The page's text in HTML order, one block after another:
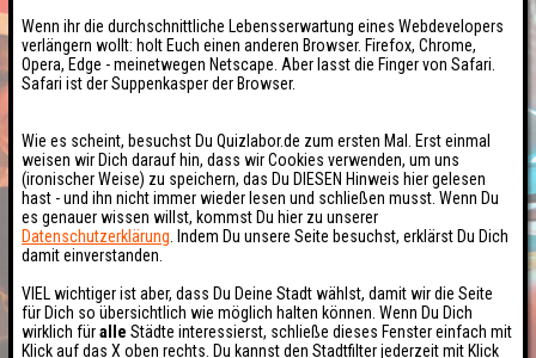
Wenn ihr die durchschnittliche Lebensserwartung eines Webdevelopers
verlängern wollt: holt Euch einen anderen Browser. Firefox, Chrome,
Opera, Edge - meinetwegen Netscape. Aber lasst die Finger von Safari.
Safari ist der Suppenkasper der Browser.
Wie es scheint, besuchst Du Quizlabor.de zum ersten Mal. Erst einmal
weisen wir Dich darauf hin, dass wir Cookies verwenden, um uns
(ironischer Weise) zu speichern, das Du DIESEN Hinweis hier gelesen
hast - und ihn nicht immer wieder lesen und schließen musst. Wenn Du
es genauer wissen willst, kommst Du hier zu unserer
Datenschutzerklärung . Indem Du unsere Seite besuchst, erklärst Du Dich
damit einverstanden.
VIEL wichtiger ist aber, dass Du Deine Stadt wählst, damit wir die Seite
für Dich so übersichtlich wie möglich halten können. Wenn Du Dich
wirklich füralle Städte interessierst, schließe dieses Fenster einfach mit
Klick auf das X oben rechts. Du kannst den Stadtfilter jederzeit mit Klick